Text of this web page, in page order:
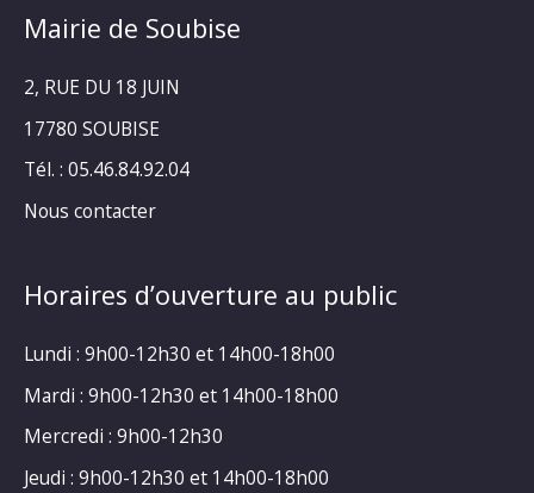
Mairie de Soubise
2, RUE DU 18 JUIN
17780 SOUBISE
Tél. : 05.46.84.92.04
Nous contacter
Horaires d’ouverture au public
Lundi : 9h00-12h30 et 14h00-18h00
Mardi : 9h00-12h30 et 14h00-18h00
Mercredi : 9h00-12h30
Jeudi : 9h00-12h30 et 14h00-18h00